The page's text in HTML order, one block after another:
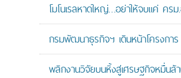
โมโนเรลหาดใหญ่…อย่าให้จบแค่ คร
กรมพัฒนาธุรกิจฯ เดินหน้าโครงกา
พลิกงานวิจัยบนหิ้งสู่เศรษฐกิจหมื่นล้